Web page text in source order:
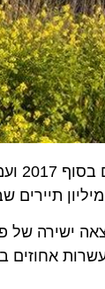
תיירים
של
תיירים. הקפיצה